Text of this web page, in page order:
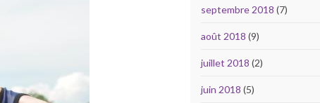
septembre 2018 (7)
août 2018 (9)
juillet 2018 (2)
juin 2018 (5)